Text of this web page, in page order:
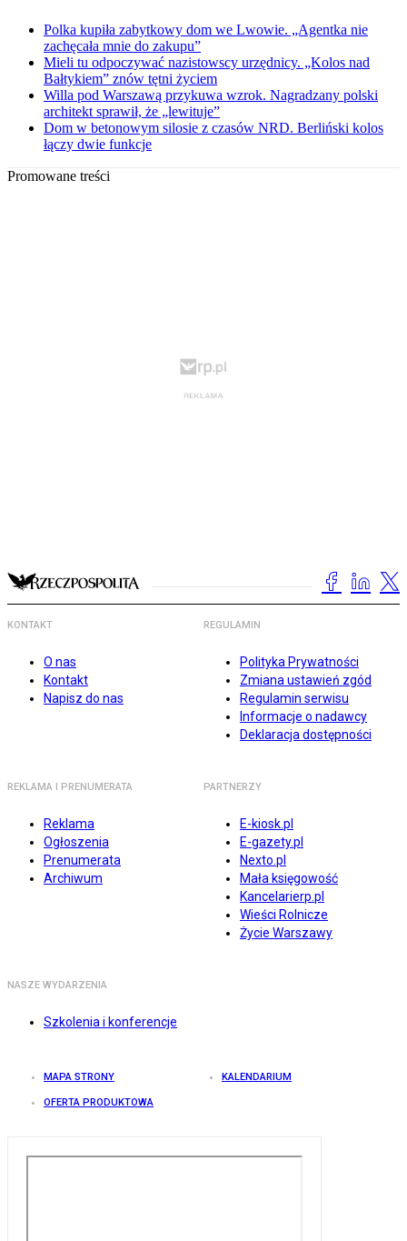
Polka kupiła zabytkowy dom we Lwowie. „Agentka nie
zachęcała mnie do zakupu”
Mieli tu odpoczywać nazistowscy urzędnicy. „Kolos nad
Bałtykiem” znów tętni życiem
Willa pod Warszawą przykuwa wzrok. Nagradzany polski
architekt sprawił, że „lewituje”
Dom w betonowym silosie z czasów NRD. Berliński kolos
łączy dwie funkcje
Promowane treści
KONTAKT
O nas
Kontakt
Napisz do nas
REGULAMIN
Polityka Prywatności
Zmiana ustawień zgód
Regulamin serwisu
Informacje o nadawcy
Deklaracja dostępności
REKLAMA I PRENUMERATA
Reklama
Ogłoszenia
Prenumerata
Archiwum
PARTNERZY
E-kiosk.pl
E-gazety.pl
Nexto.pl
Mała księgowość
Kancelarierp.pl
Wieści Rolnicze
Życie Warszawy
NASZE WYDARZENIA
Szkolenia i konferencje
MAPA STRONY KALENDARIUM
OFERTA PRODUKTOWA